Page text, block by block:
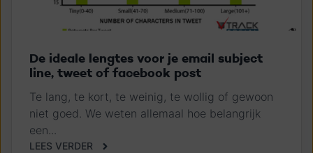
De ideale lengtes voor je email subject
line, tweet of facebook post
Te lang, te kort, te weinig, te wollig of gewoon
niet goed. We weten allemaal hoe belangrijk
een...
LEES VERDER